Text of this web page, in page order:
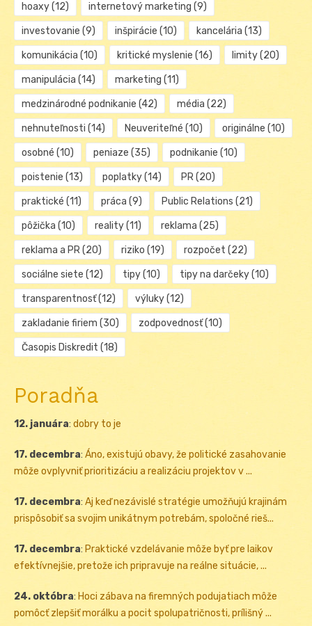
hoaxy(12) internetový marketing (9)
investovanie (9) inšpirácie (10) kancelária (13)
komunikácia (10) kritické myslenie (16) limity(20)
manipulácia (14) marketing (11)
medzinárodné podnikanie (42) média (22)
nehnuteľnosti (14) Neuveriteľné (10) originálne (10)
osobné (10) peniaze (35) podnikanie (10)
poistenie (13) poplatky(14) PR(20)
praktické (11) práca (9) Public Relations (21)
pôžička (10) reality(11) reklama (25)
reklama a PR(20) riziko (19) rozpočet (22)
sociálne siete (12) tipy(10) tipy na darčeky(10)
transparentnosť(12) výluky(12)
zakladanie firiem (30) zodpovednosť(10)
Časopis Diskredit (18)
Poradňa
12. januára: dobry to je
17. decembra: Áno, existujú obavy, že politické zasahovanie
môže ovplyvniť prioritizáciu a realizáciu projektov v ...
17. decembra: Aj keď nezávislé stratégie umožňujú krajinám
prispôsobiť sa svojim unikátnym potrebám, spoločné rieš...
17. decembra: Praktické vzdelávanie môže byť pre laikov
efektívnejšie, pretože ich pripravuje na reálne situácie, ...
24. októbra: Hoci zábava na firemných podujatiach môže
pomôcť zlepšiť morálku a pocit spolupatričnosti, prílišný ...